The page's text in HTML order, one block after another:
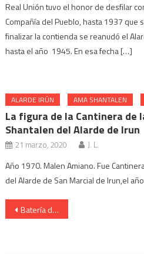
Real Unión tuvo el honor de desfilar
Compañía del Pueblo, hasta 1937 que
finalizar la contienda se reanudó el
hasta el año 1945. En esa fecha […]
ALARDE IRÚN AMA SHANTALEN
La figura de la Cantinera de
Shantalen del Alarde de Irun
21 marzo, 2020 J. L.
Año 1970. Malen Amiano. Fue
del Alarde de San Marcial de Irun,el
Navegación
Batería de Artillería de Irún. Cantinera Erika Navascués. Año 2009.